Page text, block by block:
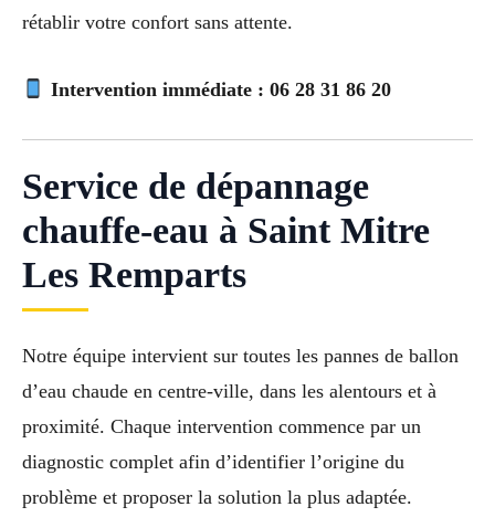
rétablir votre confort sans attente.
Intervention immédiate : 06 28 31 86 20
Service de dépannage
chauffe-eau à Saint Mitre
Les Remparts
Notre équipe intervient sur toutes les pannes de ballon
d’eau chaude en centre-ville, dans les alentours et à
proximité. Chaque intervention commence par un
diagnostic complet afin d’identifier l’origine du
problème et proposer la solution la plus adaptée.